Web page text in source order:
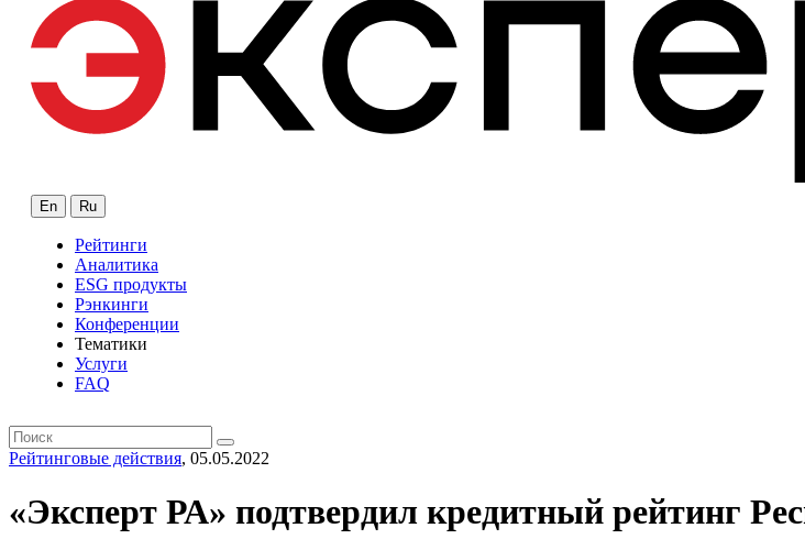
En Ru
Рейтинги
Аналитика
ESG продукты
Рэнкинги
Конференции
Тематики
Услуги
FAQ
Рейтинговые действия, 05.05.2022
«Эксперт РА» подтвердил кредитный рейтинг